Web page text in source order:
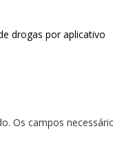
drogas por aplicativo
Os campos